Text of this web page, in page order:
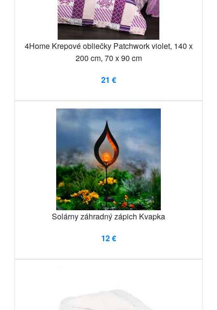
4Home Krepové obliečky Patchwork violet, 140 x
200 cm, 70 x 90 cm
21 €
Solárny záhradný zápich Kvapka
12 €